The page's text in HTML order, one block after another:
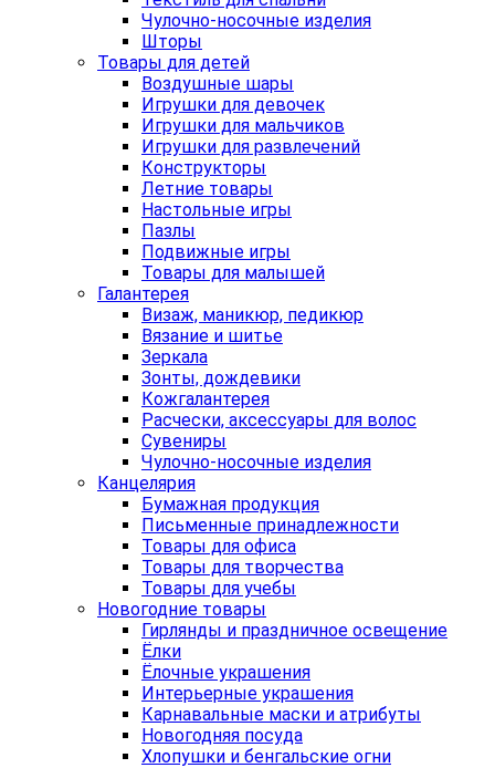
Чулочно-носочные изделия
Шторы
Товары для детей
Воздушные шары
Игрушки для девочек
Игрушки для мальчиков
Игрушки для развлечений
Конструкторы
Летние товары
Настольные игры
Пазлы
Подвижные игры
Товары для малышей
Галантерея
Визаж, маникюр, педикюр
Вязание и шитье
Зеркала
Зонты, дождевики
Кожгалантерея
Расчески, аксессуары для волос
Сувениры
Чулочно-носочные изделия
Канцелярия
Бумажная продукция
Письменные принадлежности
Товары для офиса
Товары для творчества
Товары для учебы
Новогодние товары
Гирлянды и праздничное освещение
Ёлки
Ёлочные украшения
Интерьерные украшения
Карнавальные маски и атрибуты
Новогодняя посуда
Хлопушки и бенгальские огни